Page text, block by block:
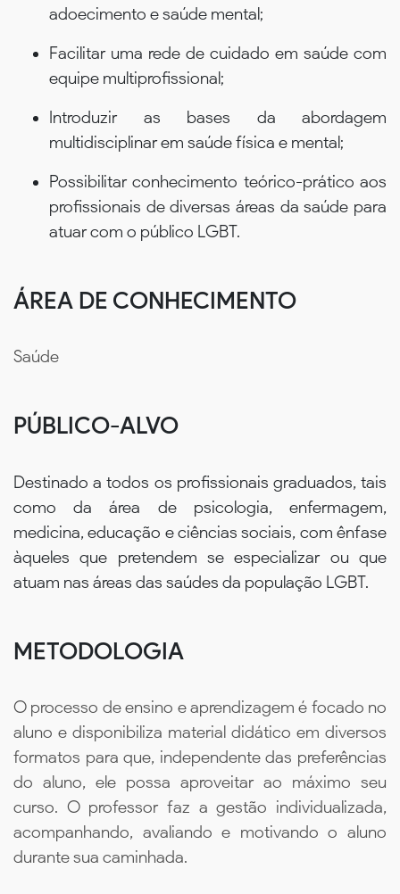
adoecimento e saúde mental;
Facilitar uma rede de cuidado em saúde com
equipe multiprofissional;
Introduzir as bases da abordagem
multidisciplinar em saúde física e mental;
Possibilitar conhecimento teórico-prático aos
profissionais de diversas áreas da saúde para
atuar com o público LGBT.
ÁREA DE CONHECIMENTO
Saúde
PÚBLICO-ALVO
Destinado a todos os profissionais graduados, tais
como da área de psicologia, enfermagem,
medicina, educação e ciências sociais, com ênfase
àqueles que pretendem se especializar ou que
atuam nas áreas das saúdes da população LGBT.
METODOLOGIA
O processo de ensino e aprendizagem é focado no
aluno e disponibiliza material didático em diversos
formatos para que, independente das preferências
do aluno, ele possa aproveitar ao máximo seu
curso. O professor faz a gestão individualizada,
acompanhando, avaliando e motivando o aluno
durante sua caminhada.